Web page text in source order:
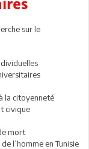
sur le
la citoyenneté
civique
de mort
l’homme en Tunisie